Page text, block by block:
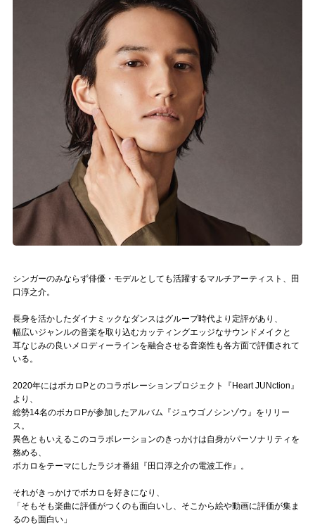
記事リクエスト
muevoクラウドファンディング
muevoコミュニティ
ぶいクラ！by muevo
ぶいコミュ！by muevo
ぶいマガ！ by muevo
Follow us
Official SNS
シンガーのみならず俳優・モデルとしても活躍するマルチアーティスト、田
口淳之介。
長身を活かしたダイナミックなダンスはグループ時代より定評があり、
幅広いジャンルの音楽を取り込むカッティングエッジなサウンドメイクと
耳なじみの良いメロディーラインを融合させる音楽性も各方面で評価されて
いる。
2020年にはボカロPとのコラボレーションプロジェクト『Heart JUNction』
より、
総勢14名のボカロPが参加したアルバム『ジュウゴノシンゾウ』をリリー
ス。
異色ともいえるこのコラボレーションのきっかけは自身がパーソナリティを
務める、
ボカロをテーマにしたラジオ番組『田口淳之介の電波工作』。
それがきっかけでボカロを好きになり、
「そもそも楽曲に評価がつくのも面白いし、そこから絵や動画に評価が集ま
るのも面白い」